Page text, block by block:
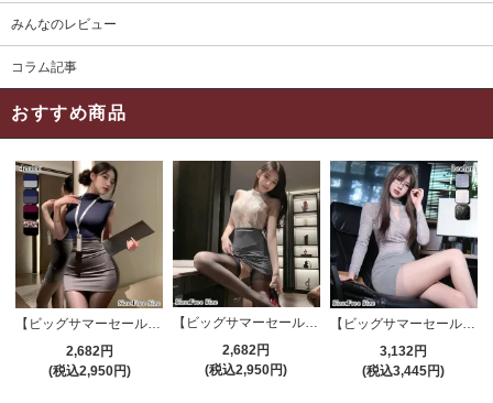
みんなのレビュー
コラム記事
おすすめ商品
【ビッグサマーセール対象品】セクシーコスプレ(SEXYCOSPLAY) 4421
2,682円
(税込2,950円)
【ビッグサマーセール対象品】セクシーコスプレ(SEXYCOSPLAY) 4191
2,682円
(税込2,950円)
【ビッグサマーセール対象品】セクシーコスプレ(SEXYCOSPLAY) 4173
3,132円
(税込3,445円)